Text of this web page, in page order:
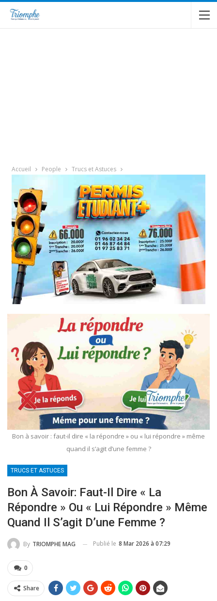
Accueil People Trucs et Astuces
Bon à savoir : faut-il dire « la répondre » ou « lui répondre » même
quand il s’agit d’une femme ?
TRUCS ET ASTUCES
Bon À Savoir: Faut-Il Dire « La
Répondre » Ou « Lui Répondre » Même
Quand Il S’agit D’une Femme ?
By TRIOMPHE MAG Publié le 8 Mar 2026 à 07:29
0
Share